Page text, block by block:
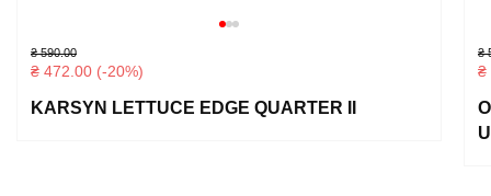
₴590.00
₴ 472.00 (-20%)
KARSYN LETTUCE EDGE QUARTER II
₴
₴